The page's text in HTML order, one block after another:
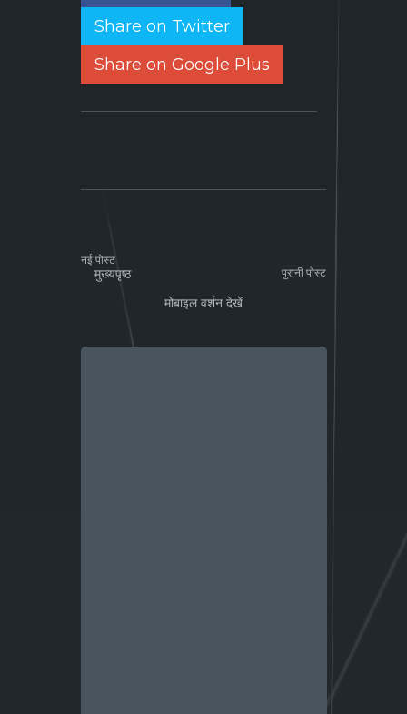
Share on Twitter
Share on Google Plus
नई पोस्ट
पुरानी पोस्ट
मुख्यपृष्ठ
मोबाइल वर्शन देखें